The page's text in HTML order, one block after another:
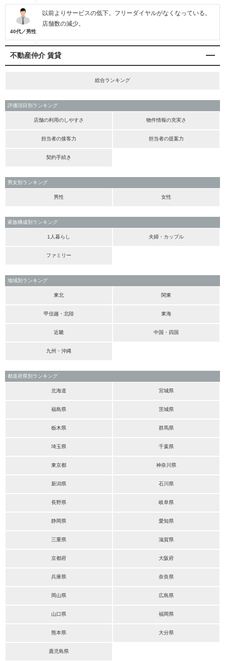
40代／男性
以前よりサービスの低下。フリーダイヤルがなくなっている。
店舗数の減少。
不動産仲介 賃貸
総合ランキング
評価項目別ランキング
店舗の利用のしやすさ 物件情報の充実さ
担当者の接客力 担当者の提案力
契約手続き
男女別ランキング
男性 女性
家族構成別ランキング
1人暮らし 夫婦・カップル
ファミリー
地域別ランキング
東北 関東
甲信越・北陸 東海
近畿 中国・四国
九州・沖縄
都道府県別ランキング
北海道 宮城県
福島県 茨城県
栃木県 群馬県
埼玉県 千葉県
東京都 神奈川県
新潟県 石川県
長野県 岐阜県
静岡県 愛知県
三重県 滋賀県
京都府 大阪府
兵庫県 奈良県
岡山県 広島県
山口県 福岡県
熊本県 大分県
鹿児島県